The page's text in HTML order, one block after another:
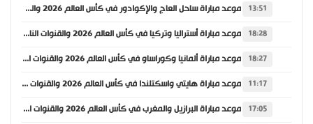
13:51 موعد مباراة ساحل العاج والإكوادور في كأس العالم 2026 والقنوات الناقلة
18:28 موعد مباراة أستراليا وتركيا في كأس العالم 2026 والقنوات الناقلة
18:27 موعد مباراة ألمانيا وكوراساو في كأس العالم 2026 والقنوات الناقلة
11:17 موعد مباراة هايتي واسكتلندا في كأس العالم 2026 والقنوات الناقلة
17:05 موعد مباراة البرازيل والمغرب في كأس العالم 2026 والقنوات الناقلة